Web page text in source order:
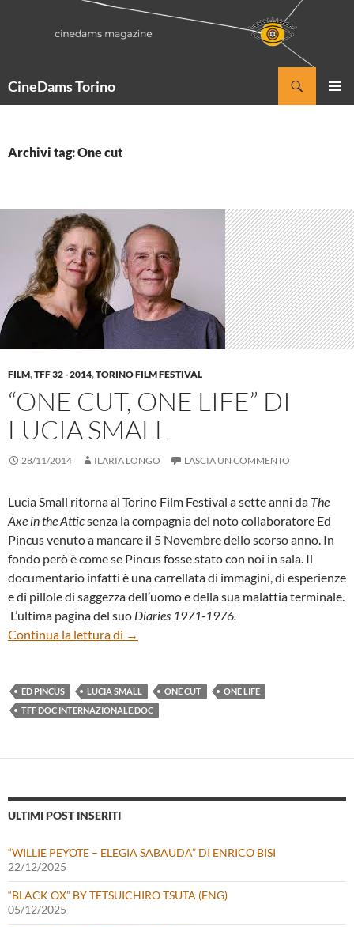
CineDams Torino
Archivi tag: One cut
FILM,TFF 32 - 2014,TORINO FILM FESTIVAL
“ONE CUT, ONE LIFE” DI
LUCIA SMALL
28/11/2014 ILARIA LONGO LASCIA UN COMMENTO
Lucia Small ritorna al Torino Film Festival a sette anni da The
Axe in the Atticsenza la compagnia del noto collaboratore Ed
Pincus venuto a mancare il 5 Novembre dello scorso anno. In
fondo però è come se Pincus fosse stato con noi in sala. Il
documentario infatti è una carrellata di immagini, di esperienze
e di pillole di saggezza dell’uomo e della sua malattia terminale.
L’ultima pagina del suo Diaries 1971-1976.
Continua la lettura di “One Cut, One Life” di Lucia Small
→
ED PINCUS LUCIA SMALL ONE CUT
ONE LIFE
TFF DOC INTERNAZIONALE.DOC
ULTIMI POST INSERITI
“WILLIE PEYOTE – ELEGIA SABAUDA” DI ENRICO BISI
22/12/2025
“BLACK OX” BY TETSUICHIRO TSUTA (ENG)
05/12/2025